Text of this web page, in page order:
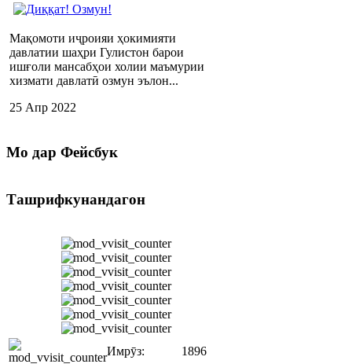
Мақомоти иҷроияи ҳокимияти
давлатии шаҳри Гулистон барои
ишғоли мансабҳои холии маъмурии
хизмати давлатӣ озмун эълон...
25 Апр 2022
Мо дар Фейсбук
Ташрифкунандагон
Имрӯз:
1896